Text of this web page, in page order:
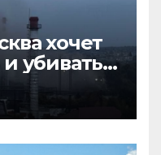
хочет
убивать.